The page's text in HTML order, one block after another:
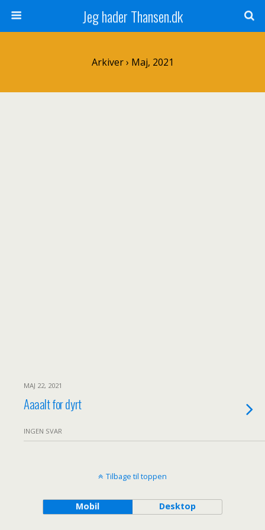
Jeg hader Thansen.dk
Arkiver › Maj, 2021
MAJ 22, 2021
Aaaalt for dyrt
INGEN SVAR
Tilbage til toppen
Mobil Desktop